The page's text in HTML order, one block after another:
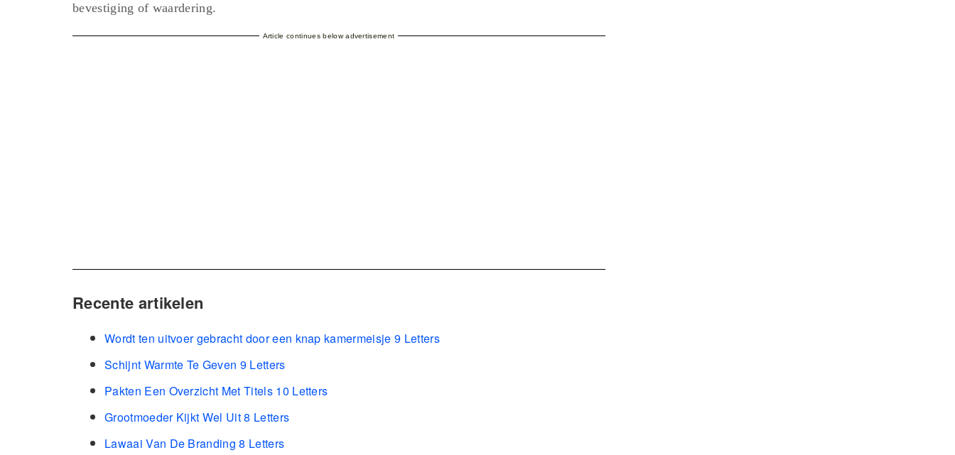
bevestiging of waardering.
Article continues below advertisement
Recente artikelen
Wordt ten uitvoer gebracht door een knap kamermeisje 9 Letters
Schijnt Warmte Te Geven 9 Letters
Pakten Een Overzicht Met Titels 10 Letters
Grootmoeder Kijkt Wel Uit 8 Letters
Lawaai Van De Branding 8 Letters